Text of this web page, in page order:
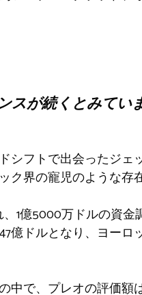
スが続くとみてい
シフトで出会ったジェ
界の寵児のような存
1億5000万ドルの資金
億ドルとなり、ヨーロ
で、プレオの評価額